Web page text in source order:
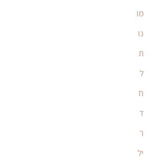
מו
נו
ת
ל
ח
ד
ר
יל